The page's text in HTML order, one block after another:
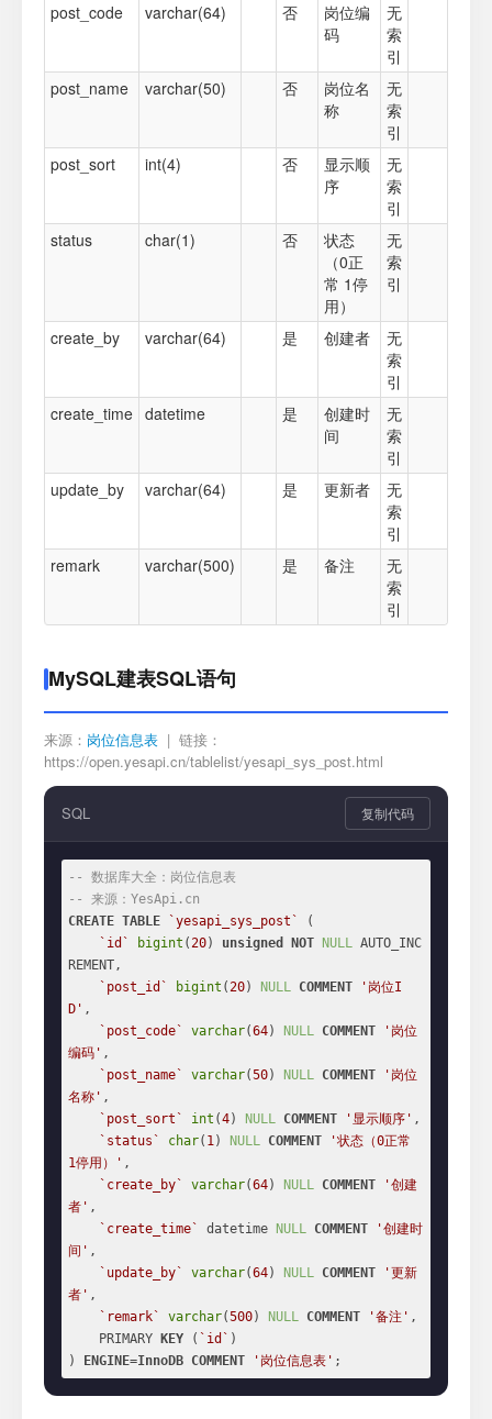
post_code
varchar(64) 否
岗位编
码
无
索
引
post_name
varchar(50) 否
岗位名
称
无
索
引
post_sort
int(4) 否
显示顺
序
无
索
引
status
char(1) 否
状态
（0正
常 1停
用）
无
索
引
create_by varchar(64) 是 创建者
无
索
引
create_time datetime 是
创建时
间
无
索
引
update_by
varchar(64) 是 更新者
无
索
引
remark
varchar(500) 是 备注
无
索
引
MySQL建表SQL语句
来源： 岗位信息表 | 链接：
https://open.yesapi.cn/tablelist/yesapi_sys_post.html
SQL 复制代码
-- 数据库大全：岗位信息表
-- 来源：YesApi.cn
CREATE TABLE `yesapi_sys_post`
(
`id`
bigint (20) unsigned NOT NULL AUTO_INC
REMENT,
`post_id`
bigint (20) NULL COMMENT
'岗位I
D' ,
`post_code`
varchar(64) NULL COMMENT
'岗位
编码' ,
`post_name`
varchar(50) NULL COMMENT
'岗位
名称' ,
`post_sort`
int (4) NULL COMMENT '显示顺序' ,
`status`
char( 1) NULL COMMENT
'状态（0正常
1停用）' ,
`create_by`
varchar(64) NULL COMMENT
'创建
者' ,
`create_time`
datetime NULL COMMENT
'创建时
间' ,
`update_by`
varchar(64) NULL COMMENT
'更新
者' ,
`remark`
varchar(500) NULL COMMENT '备注' ,
    PRIMARY
KEY ( `id` )
)
ENGINE=InnoDB COMMENT '岗位信息表' ;